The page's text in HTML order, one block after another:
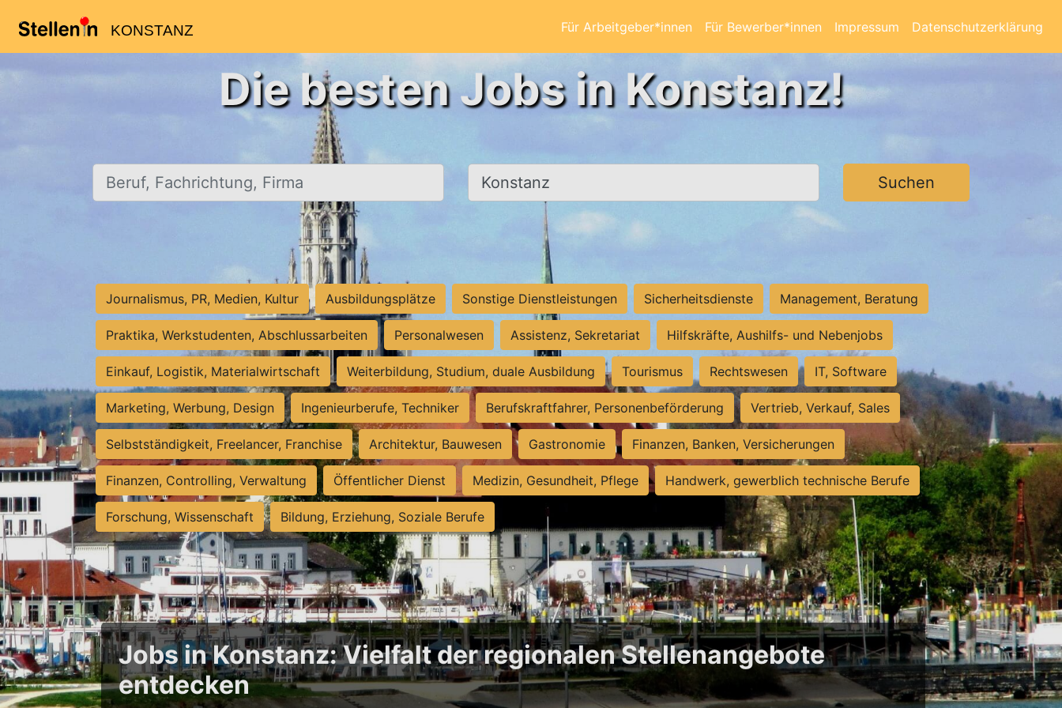
KONSTANZ Für Arbeitgeber*innen Für Bewerber*innen Impressum Datenschutzerklärung
Die besten Jobs in Konstanz!
Beruf, Fachrichtung, Firma Ort, Stadt Suchen
Journalismus, PR, Medien, Kultur Ausbildungsplätze Sonstige Dienstleistungen Sicherheitsdienste Management, Beratung
Praktika, Werkstudenten, Abschlussarbeiten Personalwesen Assistenz, Sekretariat Hilfskräfte, Aushilfs- und Nebenjobs
Einkauf, Logistik, Materialwirtschaft Weiterbildung, Studium, duale Ausbildung Tourismus Rechtswesen IT, Software
Marketing, Werbung, Design Ingenieurberufe, Techniker Berufskraftfahrer, Personenbeförderung Vertrieb, Verkauf, Sales
Selbstständigkeit, Freelancer, Franchise Architektur, Bauwesen Gastronomie Finanzen, Banken, Versicherungen
Finanzen, Controlling, Verwaltung Öffentlicher Dienst Medizin, Gesundheit, Pflege Handwerk, gewerblich technische Berufe
Forschung, Wissenschaft Bildung, Erziehung, Soziale Berufe
Jobs in Konstanz: Vielfalt der regionalen Stellenangebote
entdecken